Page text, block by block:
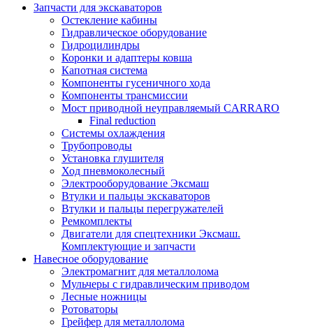
Запчасти для экскаваторов
Остекление кабины
Гидравлическое оборудование
Гидроцилиндры
Коронки и адаптеры ковша
Капотная система
Компоненты гусеничного хода
Компоненты трансмиссии
Мост приводной неуправляемый CARRARO
Final reduction
Системы охлаждения
Трубопроводы
Установка глушителя
Ход пневмоколесный
Электрооборудование Эксмаш
Втулки и пальцы экскаваторов
Втулки и пальцы перегружателей
Ремкомплекты
Двигатели для спецтехники Эксмаш.
Комплектующие и запчасти
Навесное оборудование
Электромагнит для металлолома
Мульчеры с гидравлическим приводом
Лесные ножницы
Ротоваторы
Грейфер для металлолома